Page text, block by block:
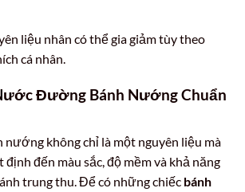
liệu nhân có thể gia giảm tùy theo
cá nhân.
Đường Bánh Nướng Chuẩn
không chỉ là một nguyên liệu mà
đến màu sắc, độ mềm và khả năng
trung thu. Để có những chiếc bánh